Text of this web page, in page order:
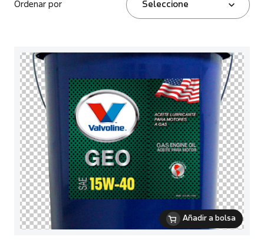
Ordenar por Seleccione
Añadir a bolsa